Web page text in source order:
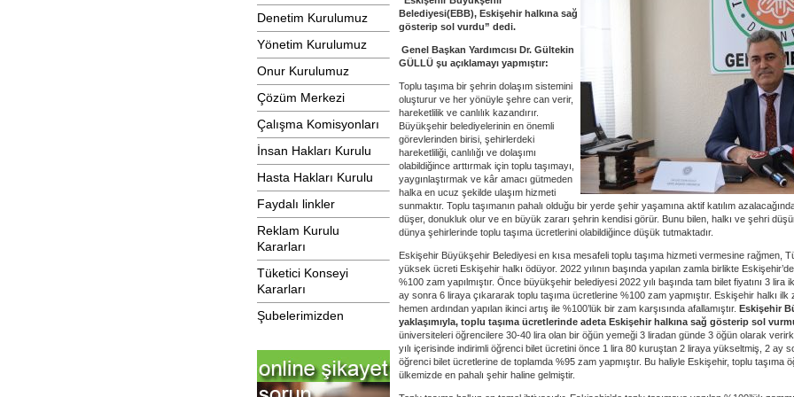
Denetim Kurulumuz
Yönetim Kurulumuz
Onur Kurulumuz
Çözüm Merkezi
Çalışma Komisyonları
İnsan Hakları Kurulu
Hasta Hakları Kurulu
Faydalı linkler
Reklam Kurulu
Kararları
Tüketici Konseyi
Kararları
Şubelerimizden
Belediyesi(EBB), Eskişehir halkına sağ
gösterip sol vurdu” dedi.
Genel Başkan Yardımcısı Dr. Gültekin
GÜLLÜ şu açıklamayı yapmıştır:
Toplu taşıma bir şehrin dolaşım sistemini
oluşturur ve her yönüyle şehre can verir,
hareketlilik ve canlılık kazandırır.
Büyükşehir belediyelerinin en önemli
görevlerinden birisi, şehirlerdeki
hareketliliği, canlılığı ve dolaşımı
olabildiğince arttırmak için toplu taşımayı,
yaygınlaştırmak ve kâr amacı gütmeden
halka en ucuz şekilde ulaşım hizmeti
sunmaktır. Toplu taşımanın pahalı olduğu bir yerde şehir yaşamına aktif katılım
düşer, donukluk olur ve en büyük zararı şehrin kendisi görür. Bunu bilen, halkı ve şehri
dünya şehirlerinde toplu taşıma ücretlerini olabildiğince düşük tutmaktadır.
Eskişehir Büyükşehir Belediyesi en kısa mesafeli toplu taşıma hizmeti vermesine rağmen,
yüksek ücreti Eskişehir halkı ödüyor. 2022 yılının başında yapılan zamla birlikte
%100 zam yapılmıştır. Önce büyükşehir belediyesi 2022 yılı başında tam bilet fiyatını 3 lira
ay sonra 6 liraya çıkararak toplu taşıma ücretlerine %100 zam yapmıştır. Eskişehir halkı
hemen ardından yapılan ikinci artış ile %100’lük bir zam karşısında afallamıştır. Eskişehir
yaklaşımıyla, toplu taşıma ücretlerinde adeta Eskişehir halkına sağ gösterip sol
üniversiteleri öğrencilere 30-40 lira olan bir öğün yemeği 3 liradan günde 3 öğün olarak
yılı içerisinde indirimli öğrenci bilet ücretini önce 1 lira 80 kuruştan 2 liraya yükseltmiş, 2 ay
öğrenci bilet ücretlerine de toplamda %95 zam yapmıştır. Bu haliyle Eskişehir, toplu taşıma
ülkemizde en pahalı şehir haline gelmiştir.